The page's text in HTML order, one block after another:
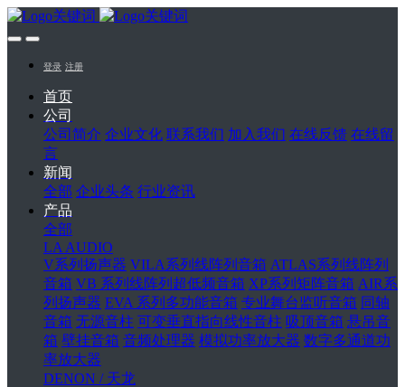
登录 注册
首页
公司
公司简介 企业文化 联系我们 加入我们 在线反馈 在线留
言
新闻
全部 企业头条 行业资讯
产品
全部
LA AUDIO
V系列扬声器 VILA系列线阵列音箱 ATLAS系列线阵列
音箱 VB 系列线阵列超低频音箱 XP系列矩阵音箱 AIR系
列扬声器 EVA 系列多功能音箱 专业舞台监听音箱 同轴
音箱 无源音柱 可变垂直指向线性音柱 吸顶音箱 悬吊音
箱 壁挂音箱 音频处理器 模拟功率放大器 数字多通道功
率放大器
DENON / 天龙